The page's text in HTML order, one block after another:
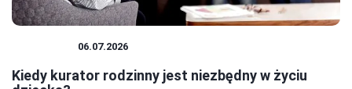
06.07.2026
Kiedy kurator rodzinny jest niezbędny w życiu